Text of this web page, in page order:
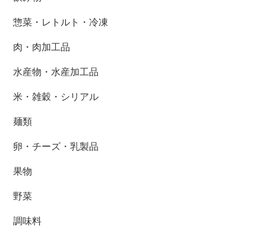
惣菜・レトルト・冷凍
肉・肉加工品
水産物・水産加工品
米・雑穀・シリアル
麺類
卵・チーズ・乳製品
果物
野菜
調味料